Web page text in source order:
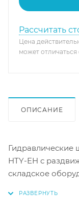
Рассчитать
Цена
может отличаться
ОПИСАНИЕ
Гидравлические
HTY-EH с
складское